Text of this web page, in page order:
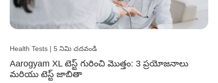
Health Tests | 5 నిమి చదవండి
Aarogyam XL టెస్ట్ గురించి మొత్తం: 3 ప్రయోజనాలు
మరియు టెస్ట్ జాబితా